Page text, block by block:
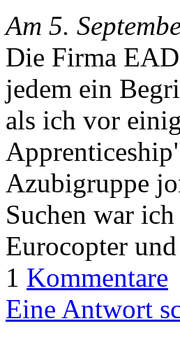
Am 5.
Die Firma
jedem ein
als ich vor
Azubigruppe
Suchen war
Eurocopter
1 Kommentare
Eine Antwort